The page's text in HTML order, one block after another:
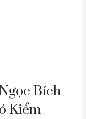
Bích
Kiểm